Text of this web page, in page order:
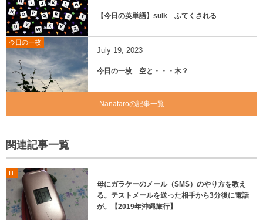
【今日の英単語】sulk ふてくされる
今日の一枚
July 19 2023
今日の一枚 空と・・・木？
Nanataroの記事一覧
関連記事一覧
IT
母にガラケーのメール（SMS）のやり方を教え
る。テストメールを送った相手から3分後に電話
が。【2019年沖縄旅行】